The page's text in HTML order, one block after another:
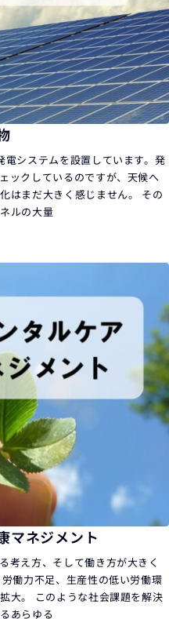
システムを設置しています。発
ックしているのですが、天候へ
はまだ大きく感じません。 その
ルの大量
マネジメント
考え方、そして働き方が大きく
働力不足、生産性の低い労働環
大。 このような社会課題を解決
あらゆる